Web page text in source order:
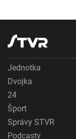
Jednotka
Dvojka
24
Šport
Správy STVR
Podcasty